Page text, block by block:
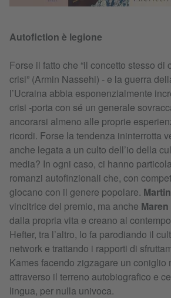
Autofiction è legione
Forse il fatto che “il concetto stesso di
crisi” (Armin Nassehi) - e la guerra
l’Ucraina abbia esponenzialmente
crisi -porta con sé un generale
ancorarsi almeno alle proprie
ricordi. Forse la tendenza ininterrotta
anche legata a un culto dell’io della
media? In ogni caso, ci hanno
romanzi autofinzionali che, con
giocano con il genere popolare.
vincitrice del premio, ma anche
dalla propria vita e creano al
Hefter, tra l’altro, lo fa parodiando il
network e trattando i rapporti di
Kames facendo zigzagare un coniglio
attraverso il terreno autobiografico e
lingua, per nulla univoca.